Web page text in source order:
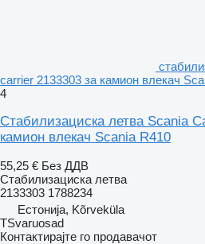
carrier 2133303 за камион влекач
4
Стабилизациска летва Scania
камион влекач Scania R410
55,25 € Без ДДВ
Стабилизациска летва
2133303 1788234
Естонија, Kõrveküla
TSvaruosad
Контактирајте го продавачот